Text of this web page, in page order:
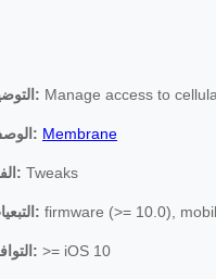
التوضيح: Manage access to
الوصف: Membrane
الفئة: Tweaks
التبعيات: firmware (>= 10.0),
التوافق: >= iOS 10